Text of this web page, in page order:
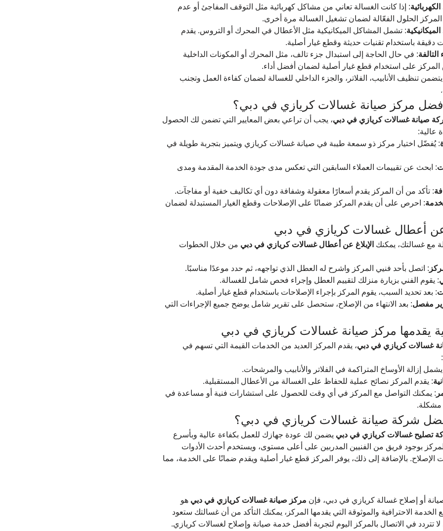
: إذا كانت الغسالة تعاني من مشاكل كهربائية مثل التوقف المفاجئ أو عدم
المركز الحلول الفعّالة لضمان تشغيل الغسالة مرة أخرى.
: تشمل المشاكل الميكانيكية مثل الأعطال في المحرك أو التروس. يقدم
دقيقة باستخدام تقنيات حديثة وقطع غيار أصلية.
التالفة: في حال الحاجة إلى استبدال جزء تالف، مثل المحرك أو المكونات الداخلية
المركز على استخدام قطع غيار أصلية لضمان أفضل أداء.
تنظيف الأنابيب، الفلاتر، والجزء الداخلي للغسالة لضمان كفاءة العمل وتجنب
أفضل مركز صيانة غسالات كريازي في دبي؟
صيانة غسالات كريازي في دبي، يجب أن تراعي بعض المعايير التي تضمن لك الحصول
عالية:
: يُفضّل اختيار مركز ذو سمعة طيبة في صيانة غسالات كريازي ويتميز بتجربة طويلة في
: ابحث عن تقييمات العملاء السابقين التي تعكس مدى جودة الخدمة المقدمة ومدى
: تأكد من أن المركز يقدم أسعارًا معقولة وشفافة دون أي تكاليف خفية أو مفاجآت.
: احرص على أن يقدم المركز ضمانًا على الإصلاحات وقطع الغيار المستبدلة لضمان
عن أعطال غسالات كريازي في دبي
مع غسالتك، يمكنك الإبلاغ عن أعطال غسالات كريازي في دبي من خلال الخطوات
: اتصل بأحد فنيي المركز واشرح له العطل الذي تواجهه، ثم حدد موعدًا مناسبًا.
: يقوم الفني بزيارة منزلك لتقييم العطل وإجراء فحص شامل للغسالة.
: بعد تحديد السبب، يقوم المركز بإجراء الإصلاحات باستخدام قطع غيار أصلية.
مفصل: بعد الانتهاء من الإصلاح، ستحصل على تقرير شامل يوضح جميع الإجراءات التي
يقدمها مركز صيانة غسالات كريازي في دبي
غسالات كريازي في دبي، يقدم المركز العديد من الخدمات القيمة التي تسهم في
إزالة الأوساخ المتراكمة في الفلاتر والأنابيب والمرشحات.
: يقدم المركز نصائح عملية للحفاظ على الغسالة من الأعطال المستقبلية.
: يمكنك التواصل مع المركز في أي وقت للحصول على استشارات فنية أو مساعدة في
أفضل شركة صيانة غسالات كريازي في دبي؟
تصليح غسالات كريازي في دبي يضمن لك عودة جهازك للعمل بكفاءة عالية وبأسرع
بوجود فريق من الفنيين المدربين على أعلى مستوى، ويستخدم أحدث الأدوات
الإصلاح. بالإضافة إلى ذلك، يوفر المركز قطع غيار أصلية ويقدم ضمانًا على الخدمة، مما
أو إصلاح غسالة كريازي في دبي، فإن مركز صيانة غسالات كريازي في دبي هو
الخدمة الاحترافية والموثوقة التي يقدمها المركز، يمكنك التأكد من أن غسالتك ستعود
لا تتردد في الاتصال بالمركز اليوم لتجربة أفضل خدمة صيانة وإصلاح لغسالات كريازي.